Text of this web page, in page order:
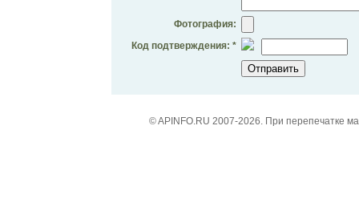
Фотография:
Код подтверждения: *
© APINFO.RU 2007-2026. При перепечатке